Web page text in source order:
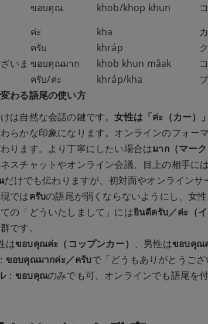
ขอบคุณ khob/khop khun
ค่ะ kha
ครับ khráp
いま ขอบคุณมาก
ครับ/ค่ะ
khob khun mâak
khráp/kha
わる語尾の使い方
は自然な会話の鍵です。女性は「ค่ะ（カー）」
らかな印象になります。オンラインのフォー
ります。より丁寧にしたい場合はมาก（マーク
スチャットやオンライン会議、目上の相手に
だけでも伝わりますが、初対面やオンラインサ
ではครับの語尾が弱くならないようにし、女
の「どういたしまして」にはยินดีครับ／ค่ะ（
です。
はขอบคุณค่ะ（コップンカー） 、男性はขอบคุณค
： ขอบคุณมากค่ะ／ครับで「どうもありがとうござ
： ขอบคุณのみでも可、オンラインでも語尾を